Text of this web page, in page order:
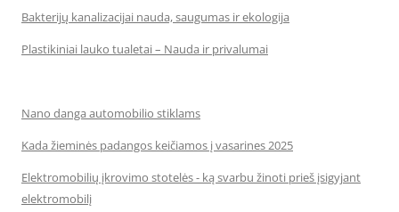
Bakterijų kanalizacijai nauda, saugumas ir ekologija
Plastikiniai lauko tualetai – Nauda ir privalumai
Nano danga automobilio stiklams
Kada žieminės padangos keičiamos į vasarines 2025
Elektromobilių įkrovimo stotelės - ką svarbu žinoti prieš įsigyjant
elektromobilį